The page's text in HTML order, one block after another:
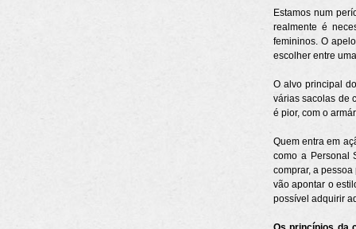
Estamos num
realmente é
femininos. O
escolher entre
O alvo principal
várias sacolas de
é pior, com o
Quem entra em
como a Personal
comprar, a
vão apontar o
possível adquirir